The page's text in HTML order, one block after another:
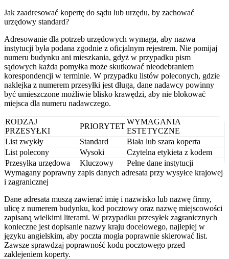
Jak zaadresować kopertę do sądu lub urzędu, by zachować
urzędowy standard?
Adresowanie dla potrzeb urzędowych wymaga, aby nazwa
instytucji była podana zgodnie z oficjalnym rejestrem. Nie pomijaj
numeru budynku ani mieszkania, gdyż w przypadku pism
sądowych każda pomyłka może skutkować nieodebraniem
korespondencji w terminie. W przypadku listów poleconych, gdzie
naklejka z numerem przesyłki jest długa, dane nadawcy powinny
być umieszczone możliwie blisko krawędzi, aby nie blokować
miejsca dla numeru nadawczego.
RODZAJ
PRZESYŁKI
PRIORYTET
WYMAGANIA
ESTETYCZNE
List zwykły
Standard
Biała lub szara koperta
List polecony
Wysoki
Czytelna etykieta z kodem
Przesyłka urzędowa
Kluczowy
Pełne dane instytucji
Wymagany poprawny zapis danych adresata przy wysyłce krajowej
i zagranicznej
Dane adresata muszą zawierać imię i nazwisko lub nazwę firmy,
ulicę z numerem budynku, kod pocztowy oraz nazwę miejscowości
zapisaną wielkimi literami. W przypadku przesyłek zagranicznych
konieczne jest dopisanie nazwy kraju docelowego, najlepiej w
języku angielskim, aby poczta mogła poprawnie skierować list.
Zawsze sprawdzaj poprawność kodu pocztowego przed
zaklejeniem koperty.